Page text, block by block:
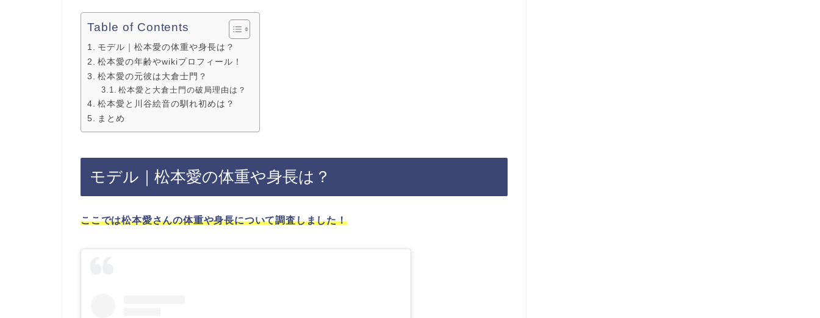
Table of Contents
モデル｜松本愛の体重や身長は？
松本愛の年齢やwikiプロフィール！
松本愛の元彼は大倉士門？
松本愛と大倉士門の破局理由は？
松本愛と川谷絵音の馴れ初めは？
まとめ
モデル｜松本愛の体重や身長は？
ここでは松本愛さんの体重や身長について調査しました！